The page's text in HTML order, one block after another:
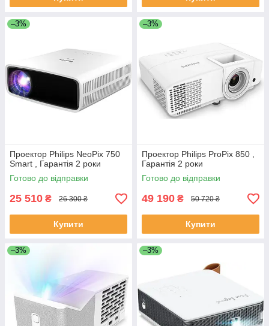
–3%
Проектор Philips NeoPix 750
Smart , Гарантія 2 роки
Готово до відправки
25 510 ₴ 26 300 ₴
Купити
–3%
Проектор Philips ProPix 850 ,
Гарантія 2 роки
Готово до відправки
49 190 ₴ 50 720 ₴
Купити
–3% –3%